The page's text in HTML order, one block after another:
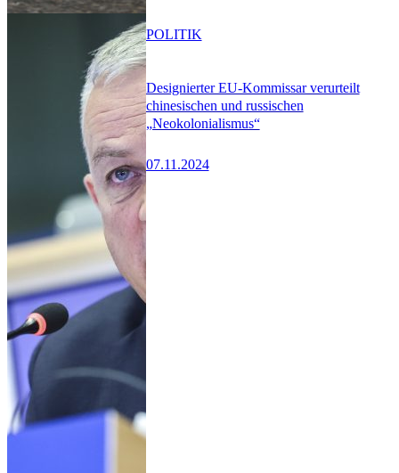
Designierter EU-Kommissar verurteilt
chinesischen und russischen
„Neokolonialismus“
07.11.2024
POLITIK